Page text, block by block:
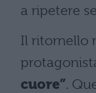
a ripetere
Il ritornello
cuore”.